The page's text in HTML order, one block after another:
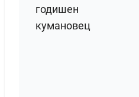
годишен
кумановец